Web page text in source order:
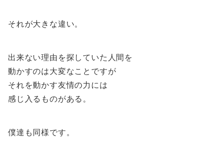
それが大きな違い。
出来ない理由を探していた人間を
動かすのは大変なことですが
それを動かす友情の力には
感じ入るものがある。
僕達も同様です。